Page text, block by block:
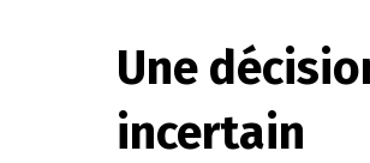
Une
incertain